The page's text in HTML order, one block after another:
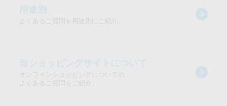
用途別
よくあるご質問を用途別にご紹介。
当ショッピングサイトについて
オンラインショッピングについての
よくあるご質問をご紹介。